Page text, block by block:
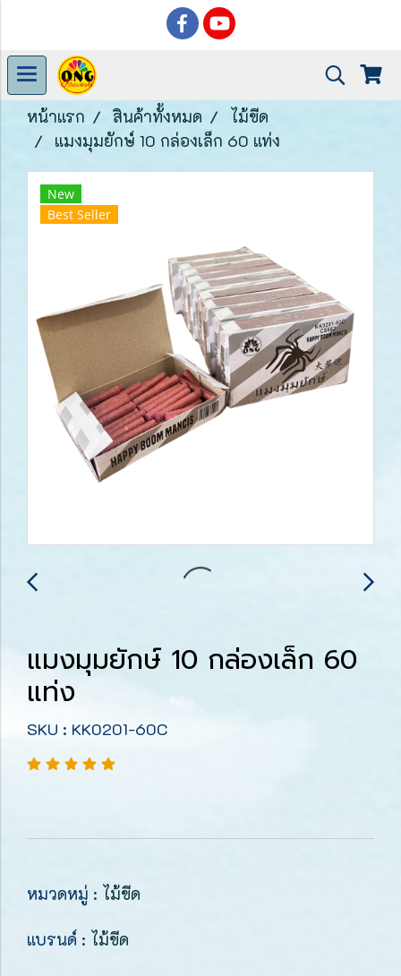
หน้าแรก สินค้าทั้งหมด
ไม้ขีด
แมงมุมยักษ์ 10 กล่องเล็ก 60 แท่ง
New
Best Seller
แมงมุมยักษ์ 10 กล่องเล็ก 60
แท่ง
SKU : KK0201-60C
หมวดหมู่ : ไม้ขีด
แบรนด์ : ไม้ขีด